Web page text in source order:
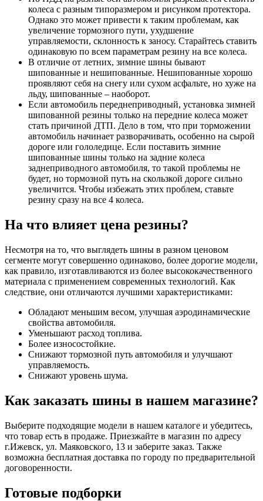
колеса с разным типоразмером и рисунком протектора.
Однако это может привести к таким проблемам, как
увеличение тормозного пути, ухудшение
управляемости, склонность к заносу. Старайтесь ставить
одинаковую по всем параметрам резину на все колеса.
В отличие от летних, зимние шины бывают
шипованные и нешипованные. Нешипованные хорошо
проявляют себя на снегу или сухом асфальте, но хуже на
льду, шипованные – наоборот.
Если автомобиль переднеприводный, установка зимней
шипованной резины только на передние колеса может
стать причиной ДТП. Дело в том, что при торможении
автомобиль начинает разворачивать, особенно на сырой
дороге или гололедице. Если поставить зимние
шипованные шины только на задние колеса
заднеприводного автомобиля, то такой проблемы не
будет, но тормозной путь на скользкой дороге сильно
увеличится. Чтобы избежать этих проблем, ставьте
резину сразу на все 4 колеса.
На что влияет цена резины?
Несмотря на то, что выглядеть шины в разном ценовом
сегменте могут совершенно одинаково, более дорогие модели,
как правило, изготавливаются из более высококачественного
материала с применением современных технологий. Как
следствие, они отличаются лучшими характеристиками:
Обладают меньшим весом, улучшая аэродинамические
свойства автомобиля.
Уменьшают расход топлива.
Более износостойкие.
Снижают тормозной путь автомобиля и улучшают
управляемость.
Снижают уровень шума.
Как заказать шины в нашем магазине?
Выберите подходящие модели в нашем каталоге и убедитесь,
что товар есть в продаже. Приезжайте в магазин по адресу
г.Ижевск, ул. Маяковского, 13 и заберите заказ. Также
возможна бесплатная доставка по городу по предварительной
договоренности.
Готовые подборки